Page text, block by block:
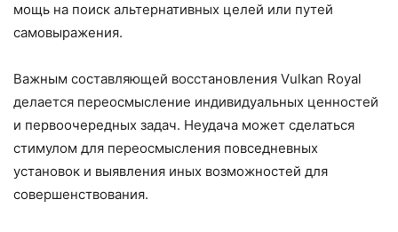
мощь на поиск альтернативных целей или путей
самовыражения.
Важным составляющей восстановления Vulkan Royal
делается переосмысление индивидуальных ценностей
и первоочередных задач. Неудача может сделаться
стимулом для переосмысления повседневных
установок и выявления иных возможностей для
совершенствования.